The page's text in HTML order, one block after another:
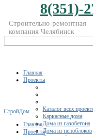
8(351)-
Строительно-ремонтная
компания Челябинск
Главная
Проекты
Каталог всех
Каркасные дома
Дома из газобетона
Дома из пеноблоков
СтройДом
Главная
Проекты